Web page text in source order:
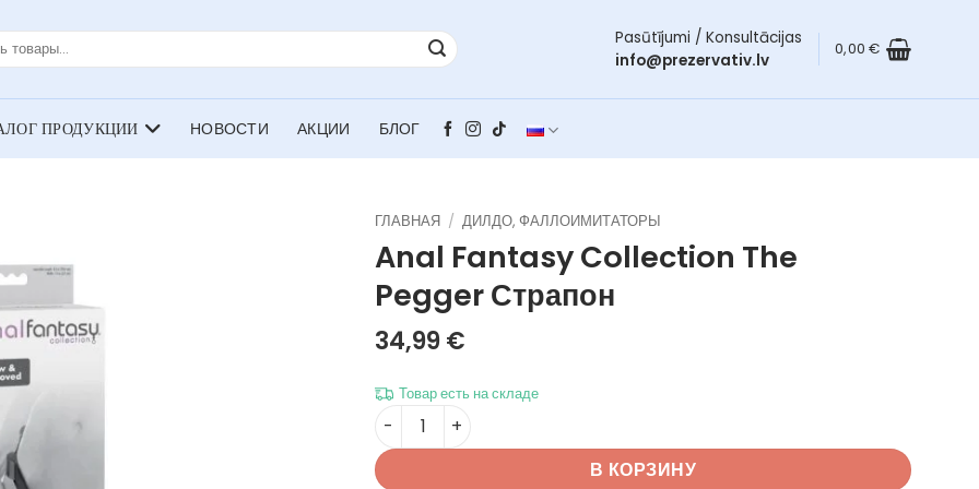
Pasūtījumi / Konsultācijas
info@prezervativ.lv
0,00€
НОВОСТИ АКЦИИ БЛОГ
ГЛАВНАЯ / ДИЛДО, ФАЛЛОИМИТАТОРЫ
Anal Fantasy Collection The
PeggerСтрапон
34,99€
Товар есть на складе
Количество товара Anal Fantasy Collection The Pegger
В КОРЗИНУ